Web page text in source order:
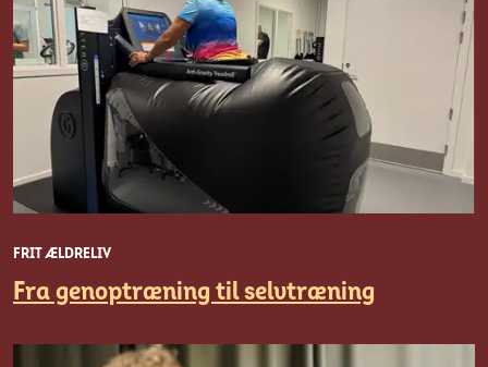
FRIT ÆLDRELIV
Fra genoptræning til selvtræning